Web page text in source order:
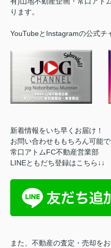
ります。
YouTubeとInstagramの公式チ
新着情報をいち早くお届け！
お問い合わせももちろん可能で
常口アトムFC不動産営業部
LINEともだち登録はこちら↓↓
また、不動産の査定・売却を